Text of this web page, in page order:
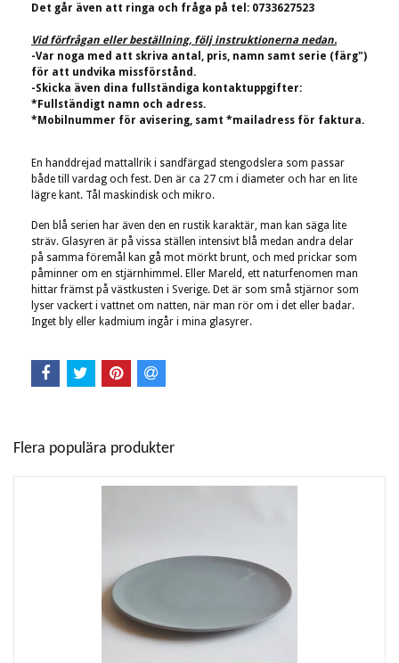
Det går även att ringa och fråga på tel: 0733627523
Vid förfrågan eller beställning, följ instruktionerna nedan.
-Var noga med att skriva antal, pris, namn samt serie (färg")
för att undvika missförstånd.
-Skicka även dina fullständiga kontaktuppgifter:
*Fullständigt namn och adress.
*Mobilnummer för avisering, samt *mailadress för faktura.
En handdrejad mattallrik i sandfärgad stengodslera som passar
både till vardag och fest. Den är ca 27 cm i diameter och har en lite
lägre kant. Tål maskindisk och mikro.
Den blå serien har även den en rustik karaktär, man kan säga lite
sträv. Glasyren är på vissa ställen intensivt blå medan andra delar
på samma föremål kan gå mot mörkt brunt, och med prickar som
påminner om en stjärnhimmel. Eller Mareld, ett naturfenomen man
hittar främst på västkusten i Sverige. Det är som små stjärnor som
lyser vackert i vattnet om natten, när man rör om i det eller badar.
Inget bly eller kadmium ingår i mina glasyrer.
Flera populära produkter